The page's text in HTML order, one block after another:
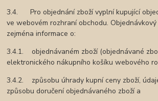
3.4. Pro objednání zboží vyplní kupující
ve webovém rozhraní obchodu.
zejména informace o:
3.4.1. objednávaném zboží (objednávané
elektronického nákupního košíku webového
3.4.2. způsobu úhrady kupní ceny zboží,
způsobu doručení objednávaného zboží a